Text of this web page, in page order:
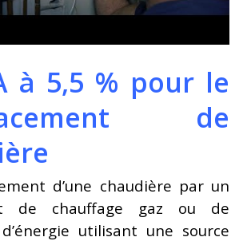
à 5,5 % pour le
de
d’une chaudière par un
de chauffage gaz ou de
utilisant une source